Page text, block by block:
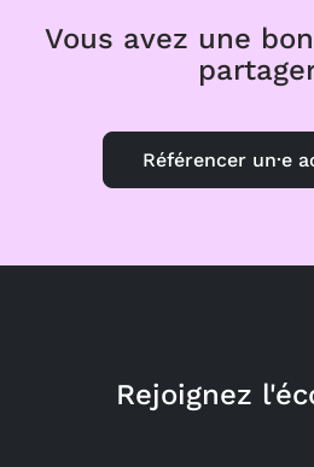
Vous avez une
Référencer un·e
Rejoignez